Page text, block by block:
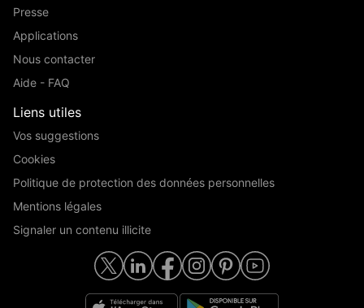
Presse
Applications
Nous contacter
Aide - FAQ
Liens utiles
Vos suggestions
Cookies
Politique de protection des données personnelles
Mentions légales
Signaler un contenu illicite